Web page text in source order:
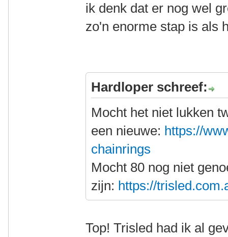
ik denk dat er nog wel
zo'n enorme stap is als
Hardloper schreef:
Mocht het niet lukken
een nieuwe: https://
chainrings
Mocht 80 nog niet
zijn: https://
Top! Trisled had ik al